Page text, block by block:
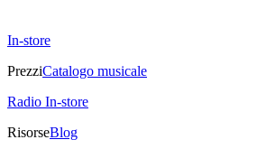
In-store
PrezziCatalogo musicale
Radio In-store
RisorseBlog